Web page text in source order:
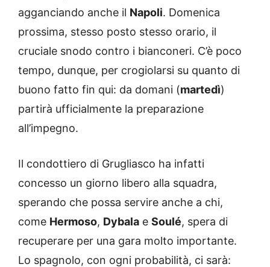
agganciando anche il Napoli. Domenica
prossima, stesso posto stesso orario, il
cruciale snodo contro i bianconeri. C’è poco
tempo, dunque, per crogiolarsi su quanto di
buono fatto fin qui: da domani (martedì)
partirà ufficialmente la preparazione
all’impegno.
Il condottiero di Grugliasco ha infatti
concesso un giorno libero alla squadra,
sperando che possa servire anche a chi,
come Hermoso, Dybala e Soulé, spera di
recuperare per una gara molto importante.
Lo spagnolo, con ogni probabilità, ci sarà: